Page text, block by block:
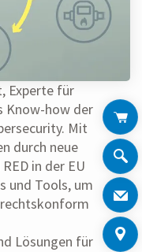
Experte für
Know-how der
Mit
durch neue
in der EU
und Tools, um
Lösungen für